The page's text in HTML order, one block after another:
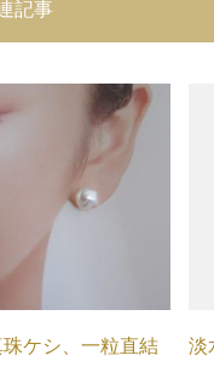
記事
ケシ、一粒直結
淡